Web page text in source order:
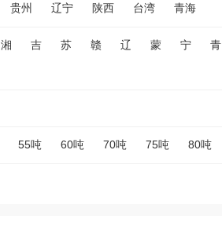
贵州 辽宁 陕西 台湾 青海
湘 吉 苏 赣 辽 蒙 宁 青
55吨 60吨 70吨 75吨 80吨